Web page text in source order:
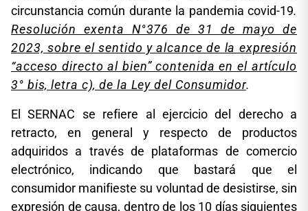
circunstancia común durante la pandemia covid-19.
Resolución exenta N°376 de 31 de mayo de
2023, sobre el sentido y alcance de la expresión
“acceso directo al bien” contenida en el artículo
3° bis, letra c), de la Ley del Consumidor.
El SERNAC se refiere al ejercicio del derecho a
retracto, en general y respecto de productos
adquiridos a través de plataformas de comercio
electrónico, indicando que bastará que el
consumidor manifieste su voluntad de desistirse, sin
expresión de causa, dentro de los 10 días siguientes